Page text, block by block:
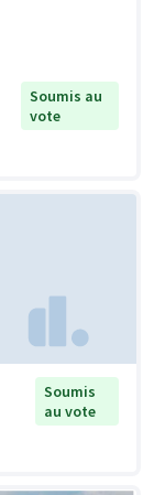
Soumis au
vote
Soumis
au vote